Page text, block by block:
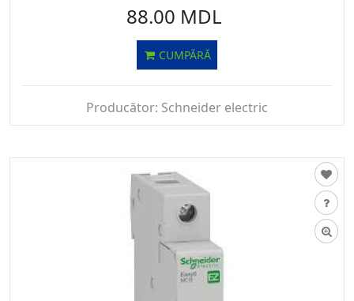
88.00 MDL
CUMPĂRĂ
Producător: Schneider electric